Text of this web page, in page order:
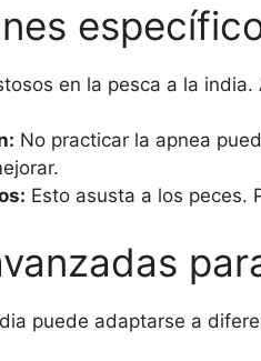
en la pesca a la
No practicar la apnea
Esto asusta a los peces.
puede adaptarse a